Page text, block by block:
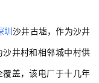
圳沙井古墟，作为沙井
井村和相邻城中村供
盖，该电厂于十几年